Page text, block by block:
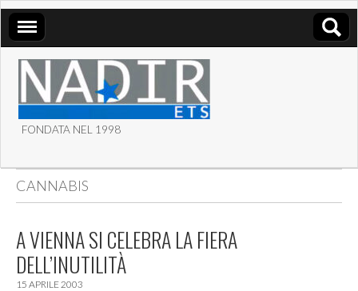
ASSOCIAZIONE NADIR
ETS
FONDATA NEL 1998
CANNABIS
A VIENNA SI CELEBRA LA FIERA
DELL’INUTILITÀ
15 APRILE 2003